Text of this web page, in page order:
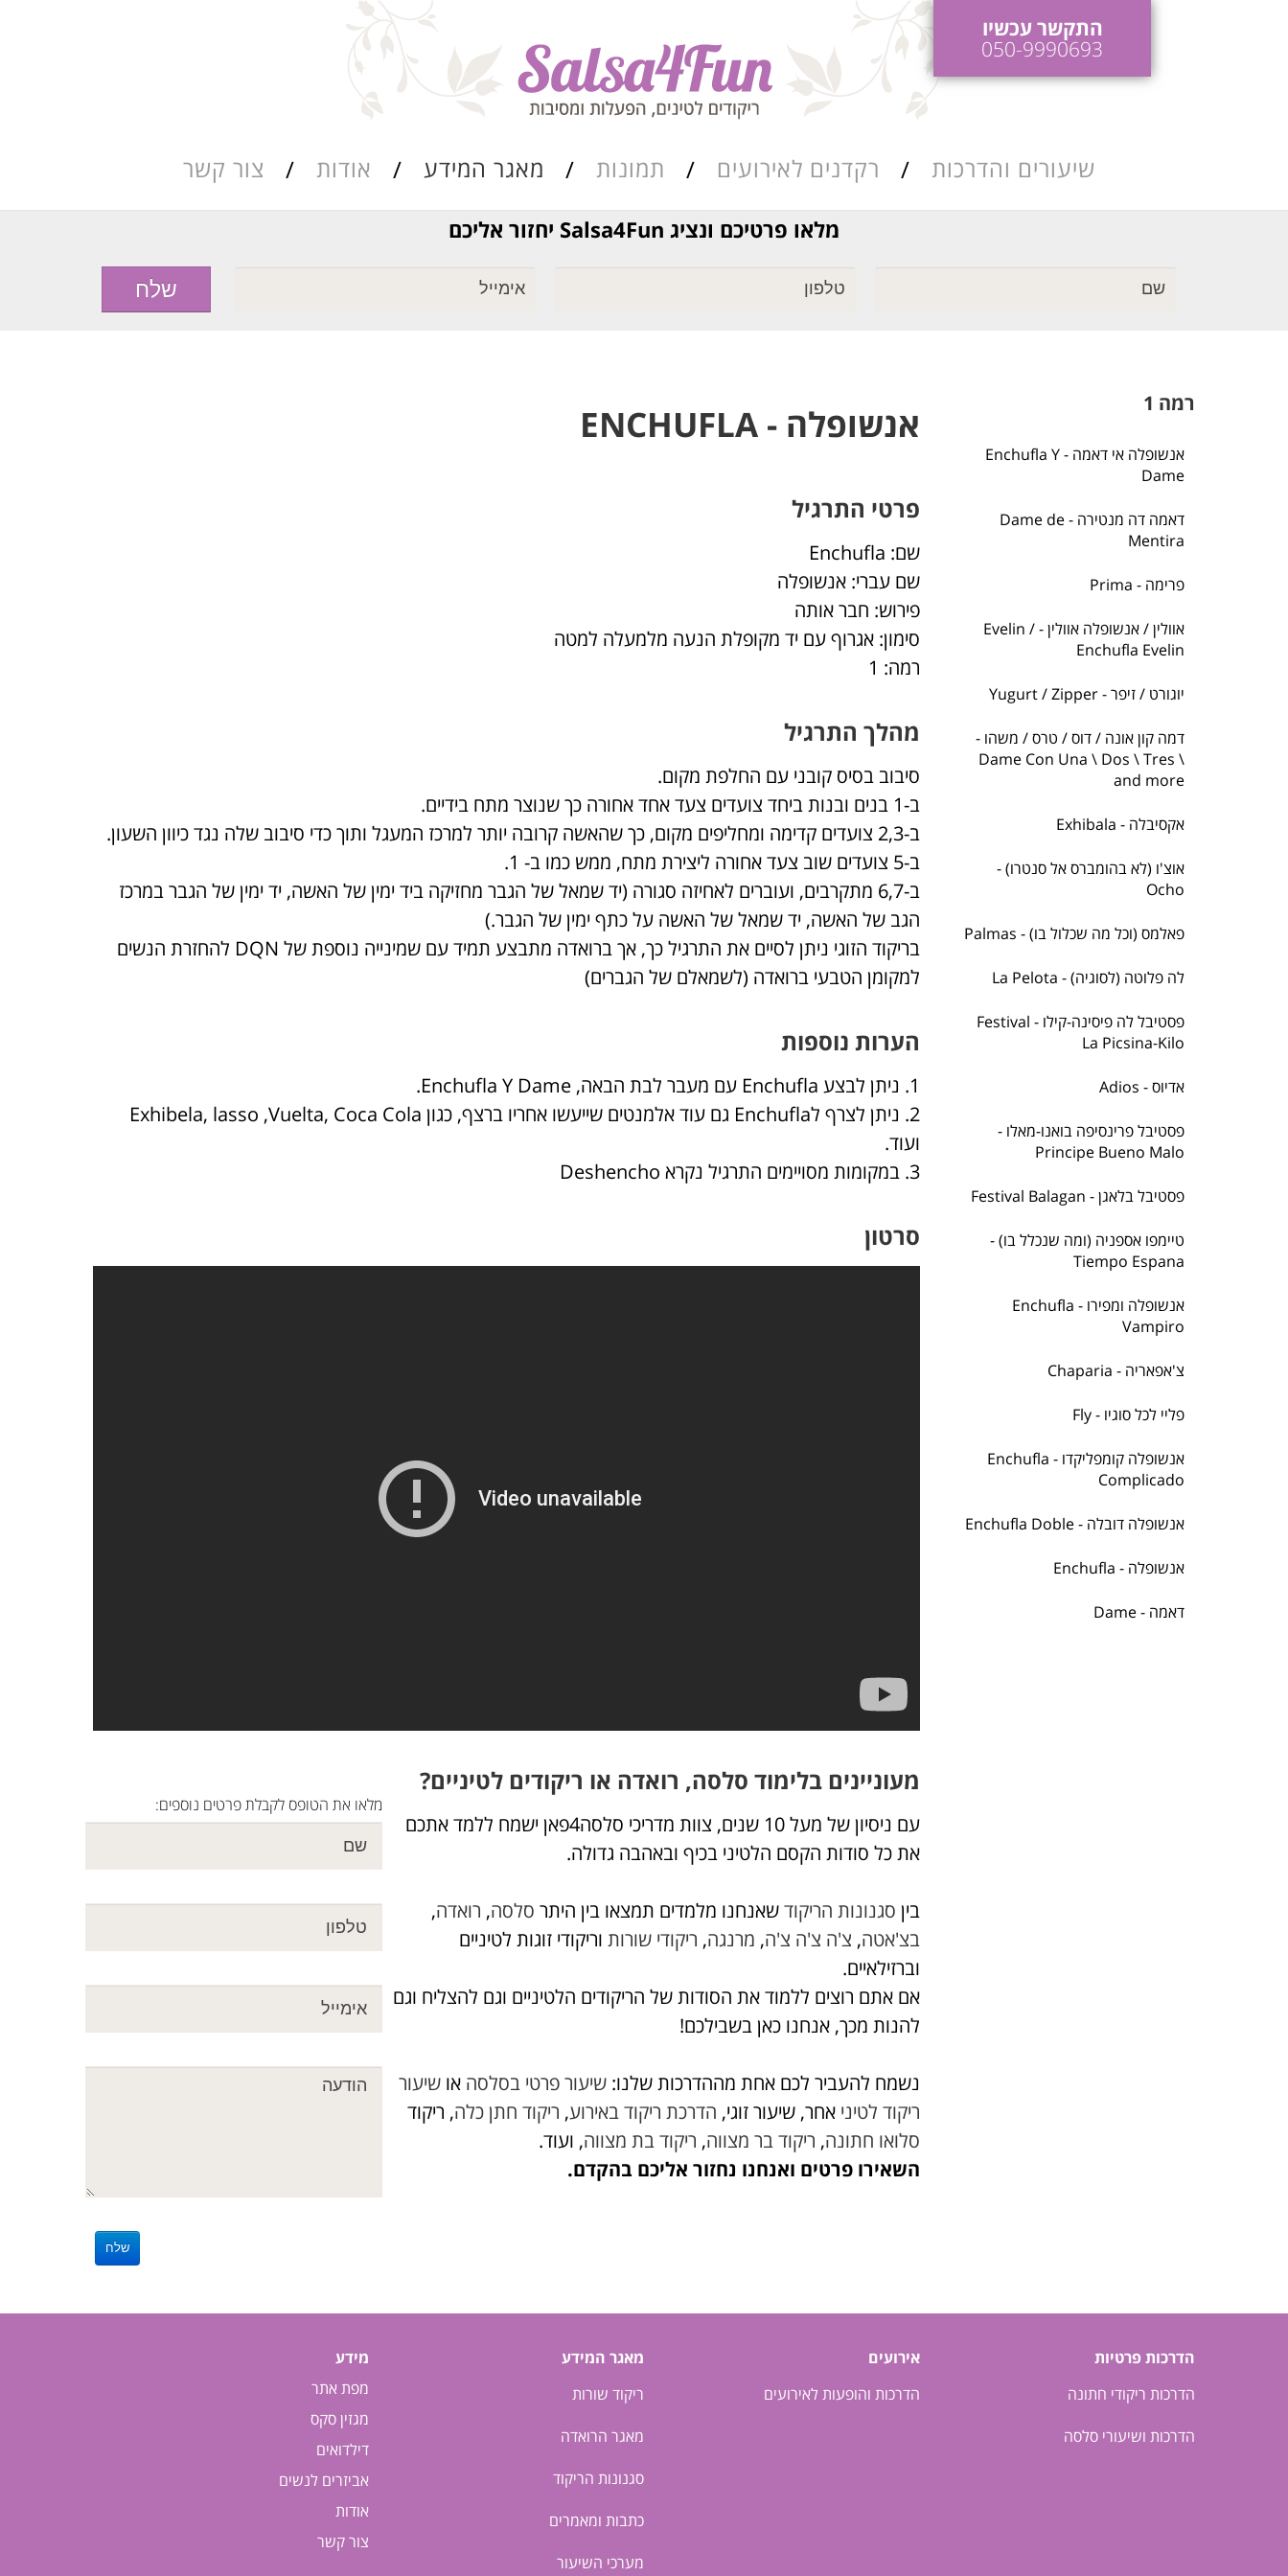
התקשר עכשיו
050-9990693
שיעורים והדרכות רקדנים לאירועים תמונות מאגר המידע
ריקוד שורות
מערכי השיעור
אודות צור קשר
מלאו פרטיכם ונציג Salsa4Fun יחזור אליכם
רמה 1
אנשופלה אי דאמה - Enchufla Y
Dame
דאמה דה מנטירה - Dame de
Mentira
פרימה - Prima
אוולין / אנשופלה אוולין - Evelin /
Enchufla Evelin
יוגורט / זיפר - Yugurt / Zipper
דמה קון אונה / דוס / טרס / משהו -
Dame Con Una \ Dos \ Tres \
and more
אקסיבלה - Exhibala
אוצ'ו (לא בהומברס אל סנטרו) -
Ocho
פאלמס (וכל מה שכלול בו) - Palmas
לה פלוטה (לסוגיה) - La Pelota
פסטיבל לה פיסינה-קילו - Festival
La Picsina-Kilo
אדיוס - Adios
פסטיבל פרינסיפה בואנו-מאלו -
Principe Bueno Malo
פסטיבל בלאגן - Festival Balagan
טיימפו אספניה (ומה שנכלל בו) -
Tiempo Espana
אנשופלה ומפירו - Enchufla
Vampiro
צ'אפאריה - Chaparia
פליי לכל סוגיו - Fly
אנשופלה קומפליקדו - Enchufla
Complicado
אנשופלה דובלה - Enchufla Doble
אנשופלה - Enchufla
דאמה - Dame
אנשופלה - ENCHUFLA
פרטי התרגיל
שם: Enchufla
שם עברי: אנשופלה
פירוש: חבר אותה
סימון: אגרוף עם יד מקופלת הנעה מלמעלה למטה
רמה: 1
מהלך התרגיל
סיבוב בסיס קובני עם החלפת מקום.
ב-1 בנים ובנות ביחד צועדים צעד אחד אחורה כך שנוצר מתח בידיים.
ב-2,3 צועדים קדימה ומחליפים מקום, כך שהאשה קרובה יותר למרכז המעגל ותוך כדי סיבוב שלה נגד כיוון השעון.
ב-5 צועדים שוב צעד אחורה ליצירת מתח, ממש כמו ב- 1.
ב-6,7 מתקרבים, ועוברים לאחיזה סגורה (יד שמאל של הגבר מחזיקה ביד ימין של האשה, יד ימין של הגבר במרכז
הגב של האשה, יד שמאל של האשה על כתף ימין של הגבר.)
בריקוד הזוגי ניתן לסיים את התרגיל כך, אך ברואדה מתבצע תמיד עם שמינייה נוספת של DQN להחזרת הנשים
למקומן הטבעי ברואדה (לשמאלם של הגברים)
הערות נוספות
1. ניתן לבצע Enchufla עם מעבר לבת הבאה, Enchufla Y Dame.
2. ניתן לצרף לEnchufla גם עוד אלמנטים שייעשו אחריו ברצף, כגון Exhibela, lasso ,Vuelta, Coca Cola
ועוד.
3. במקומות מסויימים התרגיל נקרא Deshencho
סרטון
מעוניינים בלימוד סלסה, רואדה או ריקודים לטיניים?
מלאו את הטופס לקבלת פרטים נוספים:
עם ניסיון של מעל 10 שנים, צוות מדריכי סלסה4פאן ישמח ללמד אתכם
את כל סודות הקסם הלטיני בכיף ובאהבה גדולה.
בין סגנונות הריקודשאנחנו מלמדים תמצאו בין היתר סלסה, רואדה,
בצ'אטה, צ'ה צ'ה צ'ה, מרנגה, ריקודי שורות וריקודי זוגות לטיניים
וברזילאיים.
אם אתם רוצים ללמוד את הסודות של הריקודים הלטיניים וגם להצליח וגם
להנות מכך, אנחנו כאן בשבילכם!
נשמח להעביר לכם אחת מההדרכות שלנו:שיעור פרטי בסלסה אושיעור
ריקוד לטיני אחר, שיעור זוגי, הדרכת ריקוד באירוע, ריקוד חתן כלה, ריקוד
סלואו חתונה, ריקוד בר מצווה, ריקוד בת מצווה, ועוד.
השאירו פרטים ואנחנו נחזור אליכם בהקדם.
הדרכות פרטיות
הדרכות ריקודי חתונה
הדרכות ושיעורי סלסה
אירועים
הדרכות והופעות לאירועים
מאגר המידע
ריקוד שורות
מאגר הרואדה
סגנונות הריקוד
כתבות ומאמרים
מערכי השיעור
מידע
מפת אתר
מגזין סקס
דילדואים
אביזרים לנשים
אודות
צור קשר